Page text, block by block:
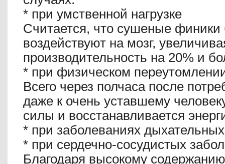
* при умственной нагрузке
Считается, что сушеные финики
воздействуют на мозг,
производительность на 20% и
* при физическом
Всего через полчаса после
даже к очень уставшему
силы и восстанавливается
* при заболеваниях
* при сердечно-сосудистых
Благодаря высокому